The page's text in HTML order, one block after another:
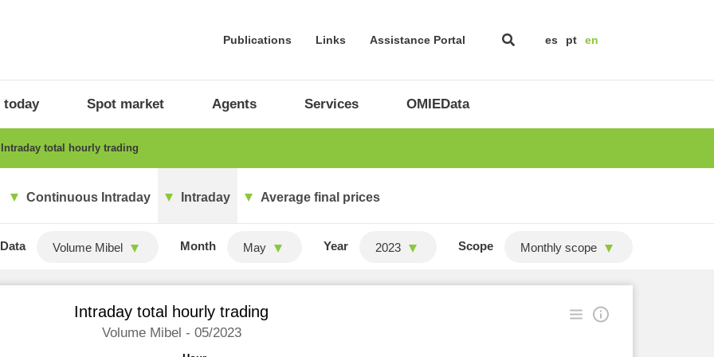
Publications Links Assistance Portal es pt en
today Spot market Agents Services OMIEData
Intraday total hourly trading
Continuous Intraday Intraday Average final prices
Data Volume Mibel Month May Year 2023 Scope Monthly scope
Intraday total hourly trading
Volume Mibel - 05/2023